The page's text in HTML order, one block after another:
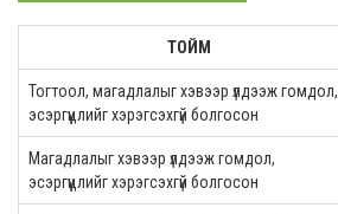
ТОЙМ
Тогтоол, магадлалыг хэвээр үлдээж гомдол,
эсэргүүцлийг хэрэгсэхгүй болгосон
Магадлалыг хэвээр үлдээж гомдол,
эсэргүүцлийг хэрэгсэхгүй болгосон